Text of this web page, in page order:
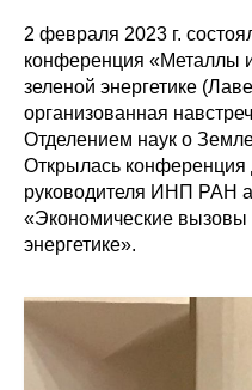
Отчетность
Материалы для
Публикации
Научная жизнь
Издания
2 февраля 2023 г.
конференция «Металлы
зеленой энергетике
организованная
Отделением наук о
Открылась конференция
руководителя ИНП РАН
«Экономические вызовы
энергетике».